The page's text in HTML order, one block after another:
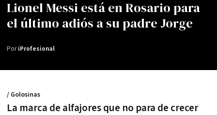
Lionel Messi está en Rosario para
el último adiós a su padre Jorge
PoriProfesional
La marca de alfajores que no para de crecer
/ Golosinas